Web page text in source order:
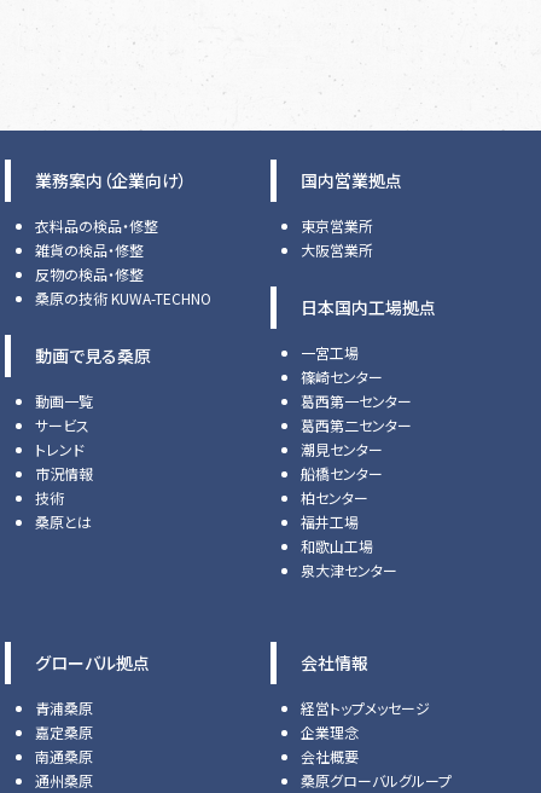
業務案内（企業向け）
衣料品の検品・修整
雑貨の検品・修整
反物の検品・修整
桑原の技術 KUWA-TECHNO
動画で見る桑原
動画一覧
サービス
トレンド
市況情報
技術
桑原とは
国内営業拠点
東京営業所
大阪営業所
日本国内工場拠点
一宮工場
篠崎センター
葛西第一センター
葛西第二センター
潮見センター
船橋センター
柏センター
福井工場
和歌山工場
泉大津センター
グローバル拠点
青浦桑原
嘉定桑原
南通桑原
通州桑原
会社情報
経営トップメッセージ
企業理念
会社概要
桑原グローバルグループ